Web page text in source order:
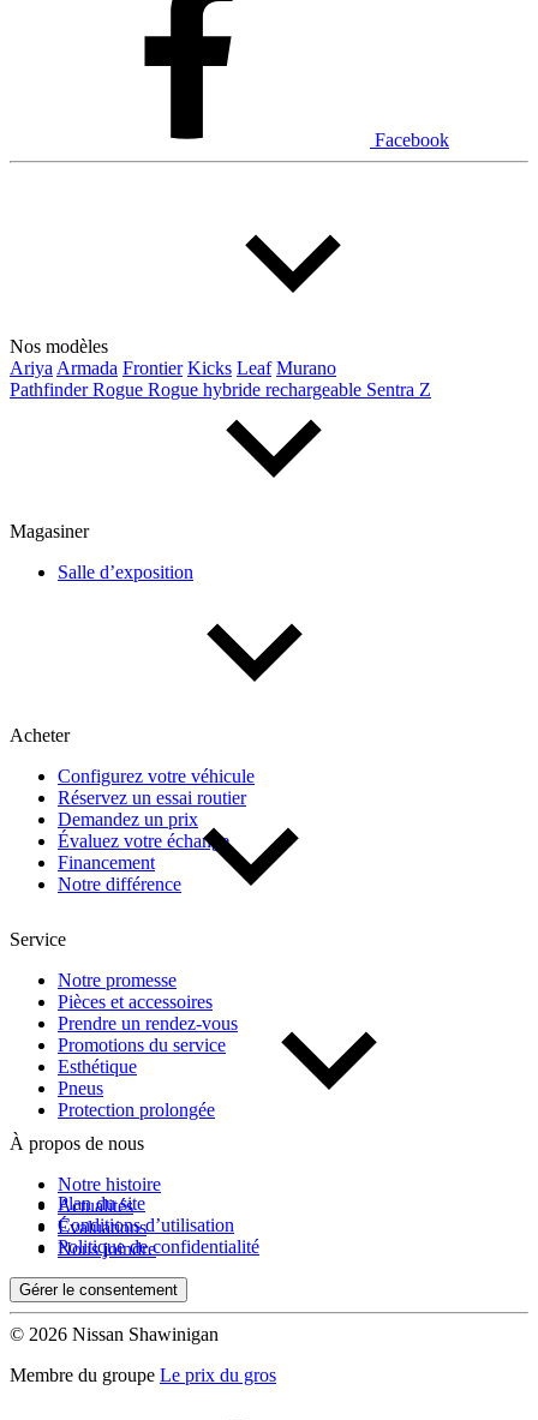
Facebook
Nos modèles
Ariya Armada Frontier Kicks Leaf Murano
PathfinderRogue Rogue hybride rechargeable Sentra Z
Magasiner
Salle d’exposition
Acheter
Configurez votre véhicule
Réservez un essai routier
Demandez un prix
Évaluez votre échange
Financement
Notre différence
Service
Notre promesse
Pièces et accessoires
Prendre un rendez-vous
Promotions du service
Esthétique
Pneus
Protection prolongée
À propos de nous
Notre histoire
Actualités
Évaluations
Nous joindre
Plan du site
Conditions d’utilisation
Politique de confidentialité
Gérer le consentement
© 2026 Nissan Shawinigan
Membre du groupe Le prix du gros